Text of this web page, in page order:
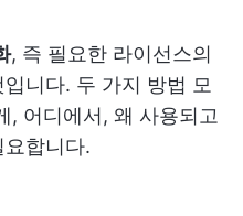
, 즉 필요한 라이선스의
니다. 두 가지 방법 모
, 어디에서, 왜 사용되고
합니다.